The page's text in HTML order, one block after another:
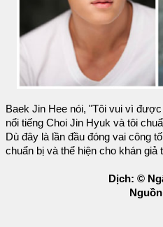
Baek Jin Hee nói, "Tôi vui vì
nổi tiếng Choi Jin Hyuk và tôi
Dù đây là lần đầu đóng vai công
chuẩn bị và thể hiện cho khán
Dịch: ©